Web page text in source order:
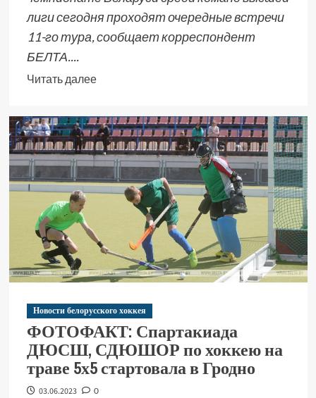
лиги сегодня проходят очередные встречи
11-го тура, сообщает корреспондент
БЕЛТА....
Читать далее
Новости белорусского хоккея
ФОТОФАКТ: Спартакиада
ДЮСШ, СДЮШОР по хоккею на
траве 5х5 стартовала в Гродно
03.06.2023 0